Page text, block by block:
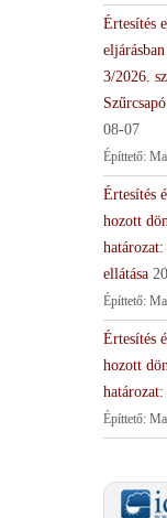
Értesítés
3/2026.
08-07
Építtető:
Értesítés
hozott
ellátása
Építtető:
Értesítés
hozott
Építtető: